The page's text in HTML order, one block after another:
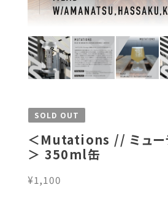
SOLD OUT
＜Mutations // ミュー
＞ 350ml缶
¥1,100